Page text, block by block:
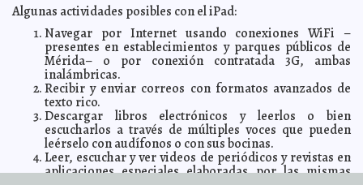
2010-07-23 11:30:53 Siguen en aumento los casos de dengue en Yucatán
Lois Izquierdo
2010-07-23 11:14:10 Nuevos perros millonarios A7
2010-07-23 10:30:43 El pulpo Paul ahora al cine A7
2010-07-23 10:19:14 Cumplimentan orden de reaprehensión por la
reclasificación de un delito contra la salud A7
2010-07-23 10:16:05 Ejercen acción penal contra presunto narcomenudista
detenido en Motul A7
2010-07-23 10:13:06 Se pronostican precipitaciones de 5 a 20MM para el fin
de semana A7
Algunas actividades posibles con el iPad:
Navegar por Internet usando conexiones WiFi –
presentes en establecimientos y parques públicos de
Mérida– o por conexión contratada 3G, ambas
inalámbricas.
Recibir y enviar correos con formatos avanzados de
texto rico.
Descargar libros electrónicos y leerlos o bien
escucharlos a través de múltiples voces que pueden
leérselo con audífonos o con sus bocinas.
Leer, escuchar y ver videos de periódicos y revistas en
aplicaciones especiales elaboradas por las mismas